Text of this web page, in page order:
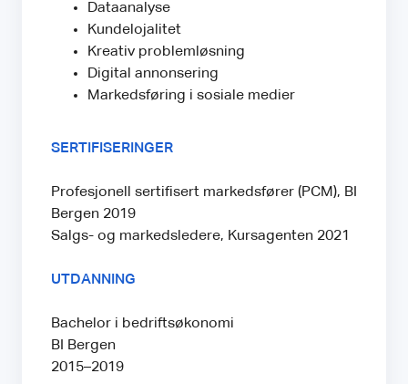
Dataanalyse
Kundelojalitet
Kreativ problemløsning
Digital annonsering
Markedsføring i sosiale medier
SERTIFISERINGER
Profesjonell sertifisert markedsfører (PCM), BI
Bergen 2019
Salgs- og markedsledere, Kursagenten 2021
UTDANNING
Bachelor i bedriftsøkonomi
BI Bergen
2015–2019